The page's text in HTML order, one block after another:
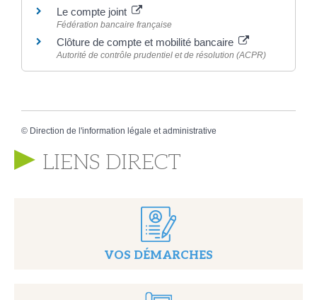
Le compte joint
Fédération bancaire française
Clôture de compte et mobilité bancaire
Autorité de contrôle prudentiel et de résolution (ACPR)
© Direction de l'information légale et administrative
LIENS DIRECT
VOS DÉMARCHES